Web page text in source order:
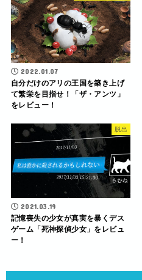
2022.01.07
自分だけのアリの王国を築き上げ
て繁栄を目指せ！「ザ・アンツ」
をレビュー！
脱出
2021.03.19
記憶喪失の少女が真実を暴くデス
ゲーム「死神探偵少女」をレビュ
ー！